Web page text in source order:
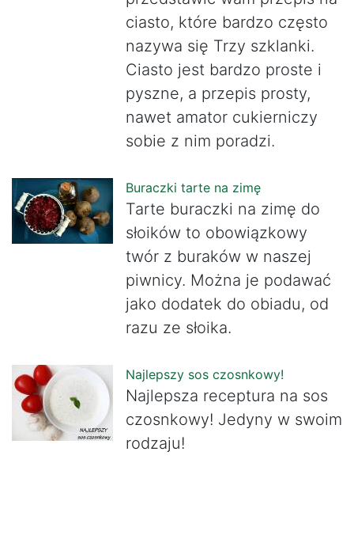
ciasto, które bardzo często
nazywa się Trzy szklanki.
Ciasto jest bardzo proste i
pyszne, a przepis prosty,
nawet amator cukierniczy
sobie z nim poradzi.
Buraczki tarte na zimę
Tarte buraczki na zimę do
słoików to obowiązkowy
twór z buraków w naszej
piwnicy. Można je podawać
jako dodatek do obiadu, od
razu ze słoika.
Najlepszy sos czosnkowy!
Najlepsza receptura na sos
czosnkowy! Jedyny w swoim
rodzaju!